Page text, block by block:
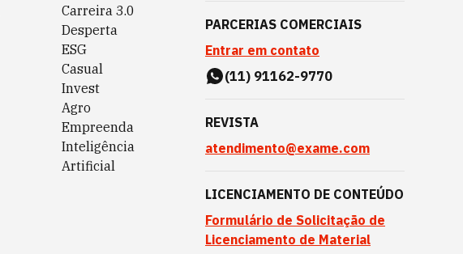
Carreira 3.0
Desperta
ESG
Casual
Invest
Agro
Empreenda
Inteligência
Artificial
PARCERIAS COMERCIAIS
Entrar em contato
(11) 91162-9770
REVISTA
atendimento@exame.com
LICENCIAMENTO DE CONTEÚDO
Formulário de Solicitação de
Licenciamento de Material